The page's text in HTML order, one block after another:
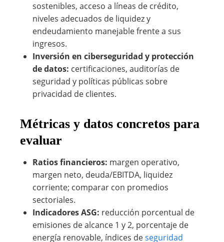
sostenibles, acceso a líneas de crédito,
niveles adecuados de liquidez y
endeudamiento manejable frente a sus
ingresos.
Inversión en ciberseguridad y protección
de datos: certificaciones, auditorías de
seguridad y políticas públicas sobre
privacidad de clientes.
Métricas y datos concretos para
evaluar
Ratios financieros: margen operativo,
margen neto, deuda/EBITDA, liquidez
corriente; comparar con promedios
sectoriales.
Indicadores ASG: reducción porcentual de
emisiones de alcance 1 y 2, porcentaje de
energía renovable, índices deseguridad